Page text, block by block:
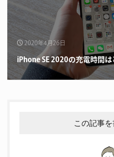
2020年4月26日
iPhone SE 2020の充電時間
この記事